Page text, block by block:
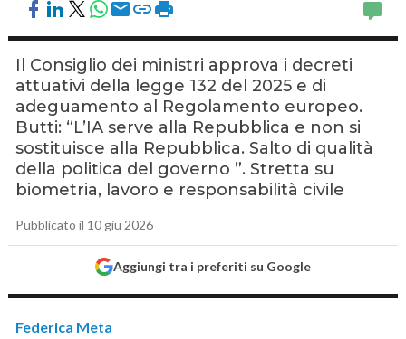
Il Consiglio dei ministri approva i decreti
attuativi della legge 132 del 2025 e di
adeguamento al Regolamento europeo.
Butti: “L’IA serve alla Repubblica e non si
sostituisce alla Repubblica. Salto di qualità
della politica del governo ”. Stretta su
biometria, lavoro e responsabilità civile
Pubblicato il 10 giu 2026
Aggiungi tra i preferiti su Google
Federica Meta